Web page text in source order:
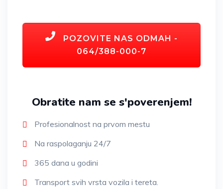
POZOVITE NAS ODMAH -
064/388-000-7
Obratite nam se s'poverenjem!
Profesionalnost na prvom mestu
Na raspolaganju 24/7
365 dana u godini
Transport svih vrsta vozila i tereta.